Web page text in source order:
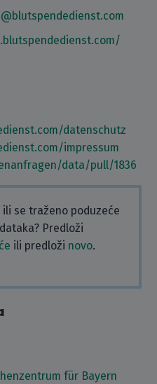
datenschutz
impressum
data/pull/1836
se traženo poduzeće
Predloži
ili predloži novo.
für Bayern